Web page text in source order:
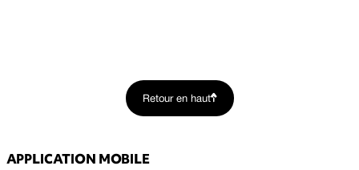
Retour en haut
APPLICATION MOBILE